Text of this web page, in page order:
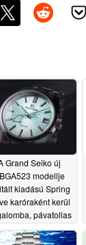
Grand Seiko új
modellje
kiadású Spring
karóraként kerül
pávatollas
06/18/2026